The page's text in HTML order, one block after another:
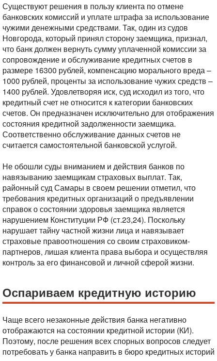
Существуют решения в пользу клиента по отмене
банковских комиссий и уплате штрафа за использование
чужими денежными средствами. Так, один из судов
Новгорода, который принял сторону заемщика, признал,
что банк должен вернуть сумму уплаченной комиссии за
сопровождение и обслуживание кредитных счетов в
размере 16300 рублей, компенсацию морального вреда –
1000 рублей, проценты за использование чужих средств –
1400 рублей. Удовлетворяя иск, суд исходил из того, что
кредитный счет не относится к категории банковских
счетов. Он предназначен исключительно для отображения
состояния кредитной задолженности заемщика.
Соответственно обслуживание данных счетов не
считается самостоятельной банковской услугой.
Не обошли суды вниманием и действия банков по
навязыванию заемщикам страховых выплат. Так,
районный суд Самары в своем решении отметил, что
требования кредитных организаций о предъявлении
справок о состоянии здоровья заемщика является
нарушением Конституции РФ (ст.23,24). Поскольку
нарушает тайну частной жизни лица и навязывает
страховые правоотношения со своим страховиком-
партнеров, лишая клиента права выбора и осуществляя
контроль за его финансовой и личной сферой жизни.
Оспариваем кредитную историю
Чаще всего незаконные действия банка негативно
отображаются на состоянии кредитной истории (КИ).
Поэтому, после решения всех спорных вопросов следует
потребовать у банка направить в бюро кредитных историй